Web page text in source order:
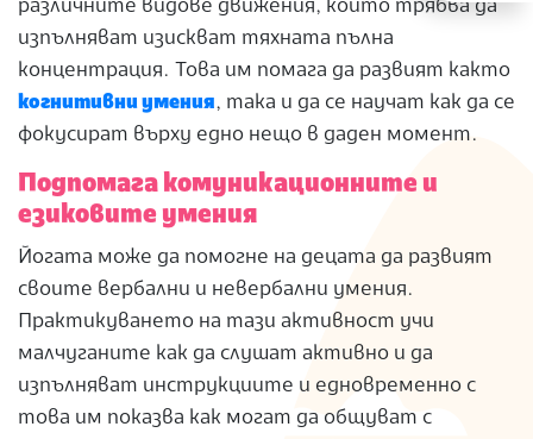
различните видове движения, които трябва да
изпълняват изискват тяхната пълна
концентрация. Това им помага да развият както
когнитивни умения, така и да се научат как да се
фокусират върху едно нещо в даден момент.
Подпомага комуникационните и
езиковите умения
Йогата може да помогне на децата да развият
своите вербални и невербални умения.
Практикуването на тази активност учи
малчуганите как да слушат активно и да
изпълняват инструкциите и едновременно с
това им показва как могат да общуват с